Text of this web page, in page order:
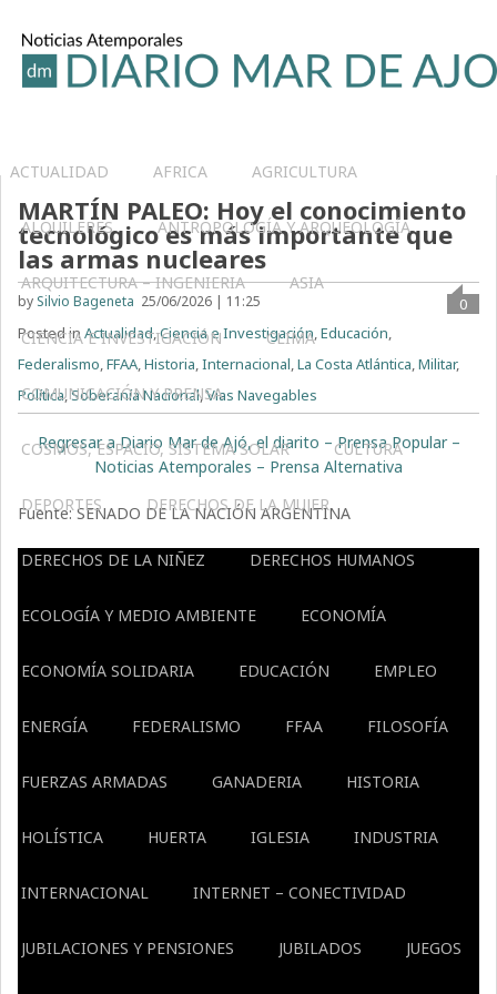
ACTUALIDAD AFRICA AGRICULTURA
ALQUILERES ANTROPOLOGÍA Y ARQUEOLOGÍA
ARQUITECTURA – INGENIERIA ASIA
CIENCIA E INVESTIGACIÓN CLIMA
COMUNICACIÓN Y PRENSA
COSMOS, ESPACIO, SISTEMA SOLAR CULTURA
DEPORTES DERECHOS DE LA MUJER
DERECHOS DE LA NIÑEZ DERECHOS HUMANOS
ECOLOGÍA Y MEDIO AMBIENTE ECONOMÍA
ECONOMÍA SOLIDARIA EDUCACIÓN EMPLEO
ENERGÍA FEDERALISMO FFAA FILOSOFÍA
FUERZAS ARMADAS GANADERIA HISTORIA
HOLÍSTICA HUERTA IGLESIA INDUSTRIA
INTERNACIONAL INTERNET – CONECTIVIDAD
JUBILACIONES Y PENSIONES JUBILADOS JUEGOS
MARTÍN PALEO: Hoy el conocimiento
tecnológico es más importante que
las armas nucleares
by Silvio Bageneta 25/06/2026 | 11:25
0
Posted inActualidad,Ciencia e Investigación,Educación,
Federalismo,FFAA,Historia,Internacional,La Costa Atlántica,Militar,
Política,Soberanía Nacional,Vías Navegables
Regresar a Diario Mar de Ajó, el diarito – Prensa Popular –
Noticias Atemporales – Prensa Alternativa
Fuente: SENADO DE LA NACIÓN ARGENTINA